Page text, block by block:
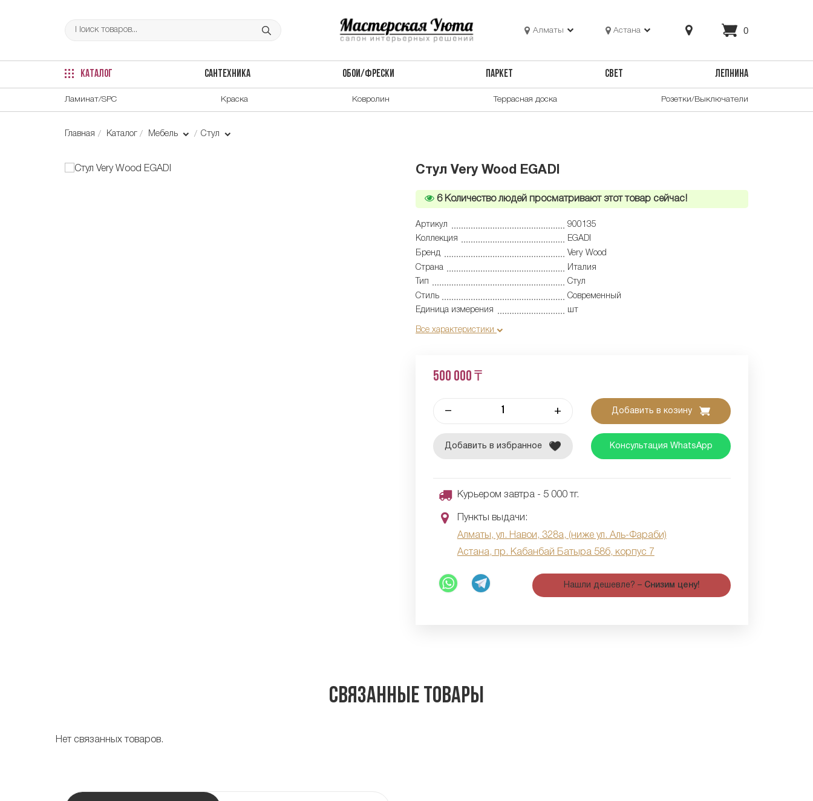
Алматы Астана 0
КАТАЛОГ САНТЕХНИКА ОБОИ/ФРЕСКИ ПАРКЕТ СВЕТ ЛЕПНИНА
Ламинат/SPC Краска Ковролин Террасная доска Розетки/Выключатели
Главная Каталог Мебель Стул
Стул Very Wood EGADI
6Количество людей просматривают этот товар сейчас!
Артикул
900135
Коллекция
EGADI
Бренд
Very Wood
Страна
Италия
Тип
Стул
Стиль
Современный
Единица измерения
шт
Все характеристики
500 000 ₸
– + Добавить в козину
Добавить в избранное Консультация WhatsApp
Курьером завтра - 5 000 тг.
Пункты выдачи:
Алматы, ул. Навои, 328а, (ниже ул. Аль-Фараби)
Астана, пр. Кабанбай Батыра 58б, корпус 7
Нашли дешевле? – Снизим цену!
Связанные товары
Нет связанных товаров.